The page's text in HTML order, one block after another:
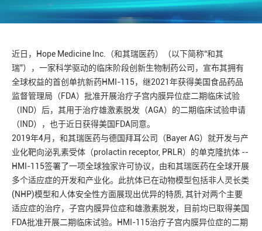
近日，Hope Medicine Inc.（和其瑞医药）（以下简称“和其
瑞”），一家科学驱动的临床阶段创新生物制药公司，宣布其拥有
全球权益的首创单抗新药HMI-115，继2021年获得美国食品药品
监督管理局（FDA）批准开展治疗子宫内膜异位症二期临床试验
（IND）后，其用于治疗雄激素脱发（AGA）的二期临床试验申请
（IND），也于近日获得美国FDA同意。
2019年4月，和其瑞医药与德国拜耳公司（Bayer AG）就开发与产
业化靶向泌乳素受体（prolactin receptor, PRLR）的单克隆抗体 --
HMI-115签署了一项全球独家许可协议，由和其瑞医药在全球开展
多个适应症的开发和产业化。此抗体已在动物模型包括非人灵长类
(NHP)模型和人体安全性方面展现出优异的特质, 其针对两个主要
适应症的治疗，子宫内膜异位症和雄激素脱发，目前均已取得美国
FDA批准开展二期临床试验。HMI-115治疗子宫内膜异位症的二期